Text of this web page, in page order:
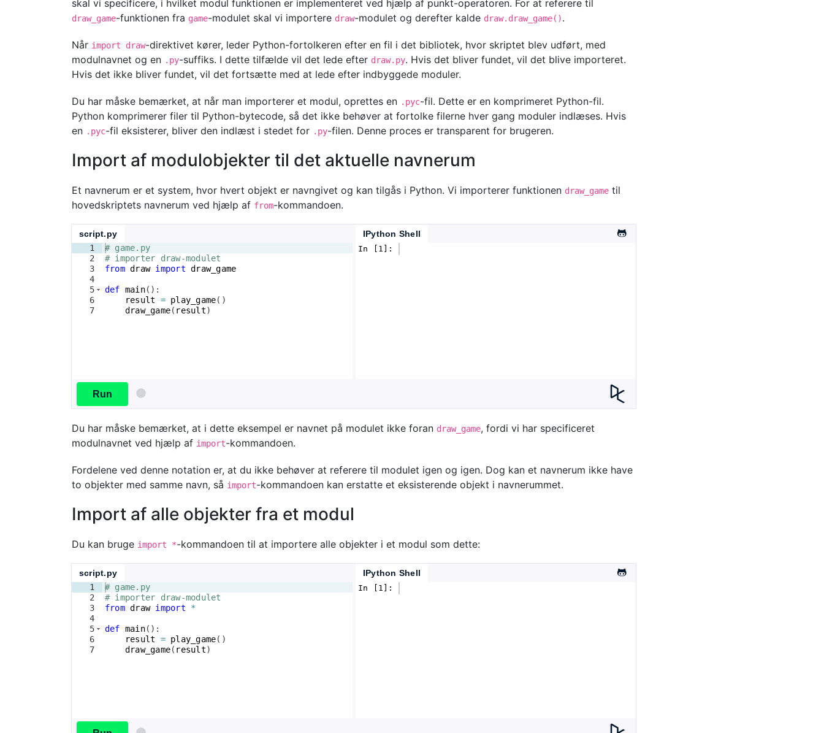
skal vi specificere, i hvilket modul funktionen er implementeret ved hjælp af punkt-operatoren. For at referere til
draw_game-funktionen fra game-modulet skal vi importere draw-modulet og derefter kalde draw.draw_game().
Når import draw-direktivet kører, leder Python-fortolkeren efter en fil i det bibliotek, hvor skriptet blev udført, med
modulnavnet og en .py-suffiks. I dette tilfælde vil det lede efter draw.py. Hvis det bliver fundet, vil det blive importeret.
Hvis det ikke bliver fundet, vil det fortsætte med at lede efter indbyggede moduler.
Du har måske bemærket, at når man importerer et modul, oprettes en .pyc-fil. Dette er en komprimeret Python-fil.
Python komprimerer filer til Python-bytecode, så det ikke behøver at fortolke filerne hver gang moduler indlæses. Hvis
en .pyc-fil eksisterer, bliver den indlæst i stedet for .py-filen. Denne proces er transparent for brugeren.
Import af modulobjekter til det aktuelle navnerum
Et navnerum er et system, hvor hvert objekt er navngivet og kan tilgås i Python. Vi importerer funktionen draw_game til
hovedskriptets navnerum ved hjælp af from-kommandoen.
script.py
1
2
3
4
5
6
7
# game.py
# importer draw-modulet
from draw import draw_game
def main( ) :
result
= play_game( )
draw_game( result)
IPython Shell
In [1]:
Run
Du har måske bemærket, at i dette eksempel er navnet på modulet ikke foran draw_game, fordi vi har specificeret
modulnavnet ved hjælp af import-kommandoen.
Fordelene ved denne notation er, at du ikke behøver at referere til modulet igen og igen. Dog kan et navnerum ikke have
to objekter med samme navn, så import-kommandoen kan erstatte et eksisterende objekt i navnerummet.
Import af alle objekter fra et modul
Du kan bruge import *-kommandoen til at importere alle objekter i et modul som dette:
script.py
1
2
3
4
5
6
7
# game.py
# importer draw-modulet
from draw import *
def main( ) :
result
= play_game( )
draw_game( result)
IPython Shell
In [1]: